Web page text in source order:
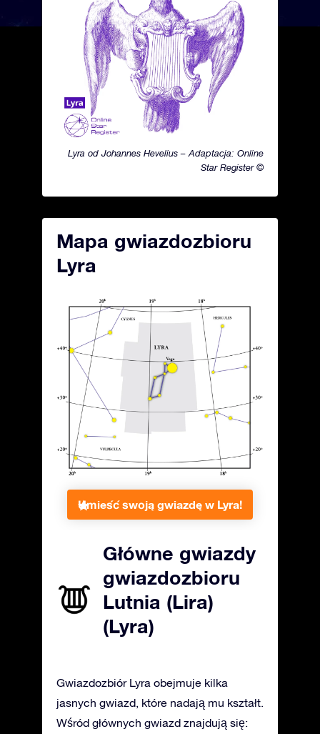
Lyra od Johannes Hevelius – Adaptacja: Online
Star Register ©
Mapa gwiazdozbioru
Lyra
Umieść swoją gwiazdę w Lyra!
Główne gwiazdy
gwiazdozbioru
Lutnia (Lira)
(Lyra)
Gwiazdozbiór Lyra obejmuje kilka
jasnych gwiazd, które nadają mu kształt.
Wśród głównych gwiazd znajdują się: